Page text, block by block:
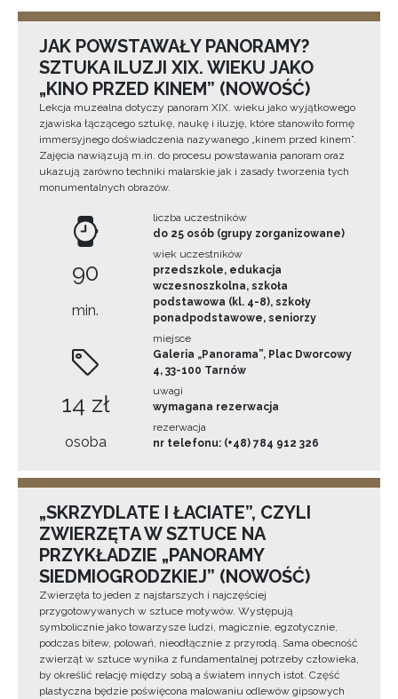
Ziemi
JAK POWSTAWAŁY PANORAMY?
SZTUKA ILUZJI XIX. WIEKU JAKO
„KINO PRZED KINEM” (NOWOŚĆ)
Lekcja muzealna dotyczy panoram XIX. wieku jako wyjątkowego
zjawiska łączącego sztukę, naukę i iluzję, które stanowiło formę
immersyjnego doświadczenia nazywanego „kinem przed kinem”.
Zajęcia nawiązują m.in. do procesu powstawania panoram oraz
ukazują zarówno techniki malarskie jak i zasady tworzenia tych
monumentalnych obrazów.
90
min.
14 zł
osoba
liczba uczestników
do 25 osób (grupy zorganizowane)
wiek uczestników
przedszkole, edukacja
wczesnoszkolna, szkoła
podstawowa (kl. 4-8), szkoły
ponadpodstawowe, seniorzy
miejsce
Galeria „Panorama”, Plac Dworcowy
4, 33-100 Tarnów
uwagi
wymagana rezerwacja
rezerwacja
nr telefonu: (+48) 784 912 326
„SKRZYDLATE I ŁACIATE”, CZYLI
ZWIERZĘTA W SZTUCE NA
PRZYKŁADZIE „PANORAMY
SIEDMIOGRODZKIEJ” (NOWOŚĆ)
Zwierzęta to jeden z najstarszych i najczęściej
przygotowywanych w sztuce motywów. Występują
symbolicznie jako towarzysze ludzi, magicznie, egzotycznie,
podczas bitew, polowań, nieodłącznie z przyrodą. Sama obecność
zwierząt w sztuce wynika z fundamentalnej potrzeby człowieka,
by określić relację między sobą a światem innych istot. Część
plastyczna będzie poświęcona malowaniu odlewów gipsowych